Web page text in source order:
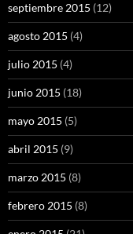
septiembre 2015 (12)
agosto 2015 (4)
julio 2015 (4)
junio 2015 (18)
mayo 2015 (5)
abril 2015 (9)
marzo 2015 (8)
febrero 2015 (8)